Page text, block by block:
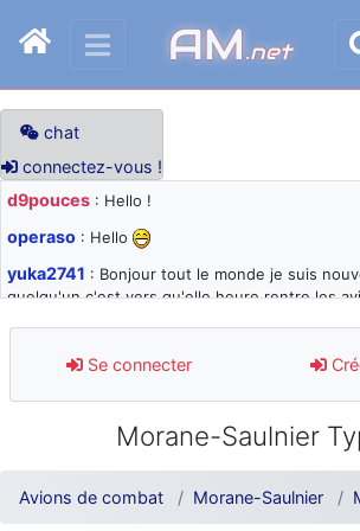
AM.net
chat
connectez-vous !
d9pouces : Hello !
operaso : Hello
yuka2741 : Bonjour tout le monde je suis
quelqu'un c'est vers qu'elle heure rentre les
d9pouces: désolé pour les quelques
jours : je teste des méthodes contre le spam
: Super, la nouvelle bannière
d9pouces
: je suis un avion@,._,+ > lesquels
comprendre
Se connecter
Morane-Saulnier
Avions de combat Morane-Saulnier